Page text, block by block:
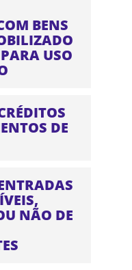
BENS
USO
DE
NÃO DE